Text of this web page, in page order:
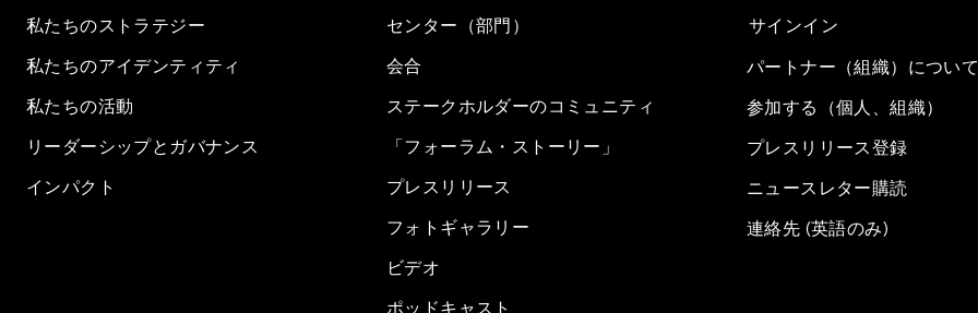
私たちのストラテジー
私たちのアイデンティティ
私たちの活動
リーダーシップとガバナンス
インパクト
センター（部門）
会合
ステークホルダーのコミュニティ
「フォーラム・ストーリー」
プレスリリース
フォトギャラリー
ビデオ
ポッドキャスト
サインイン
パートナー（組織）について
参加する（個人、組織）
プレスリリース登録
ニュースレター購読
連絡先 (英語のみ)